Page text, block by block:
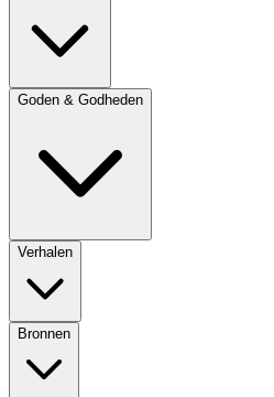
Goden & Godheden
Verhalen
Bronnen